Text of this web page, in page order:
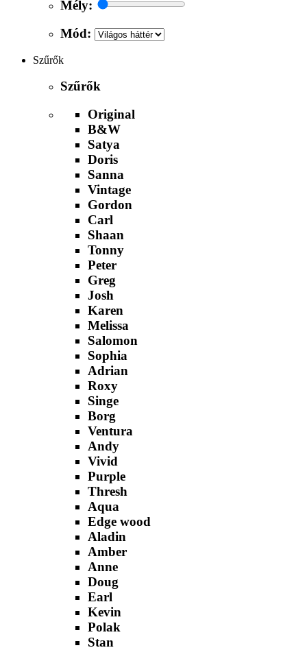
Mély:
Mód:
Szűrők
Szűrők
Original
B&W
Satya
Doris
Sanna
Vintage
Gordon
Carl
Shaan
Tonny
Peter
Greg
Josh
Karen
Melissa
Salomon
Sophia
Adrian
Roxy
Singe
Borg
Ventura
Andy
Vivid
Purple
Thresh
Aqua
Edge wood
Aladin
Amber
Anne
Doug
Earl
Kevin
Polak
Stan